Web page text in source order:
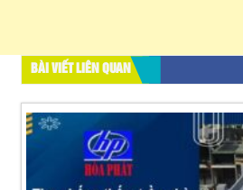
BÀI VIẾT LIÊN QUAN